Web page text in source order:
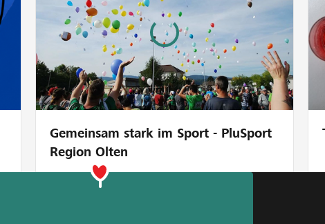
Gemeinsam stark im Sport - PluSport
Region Olten